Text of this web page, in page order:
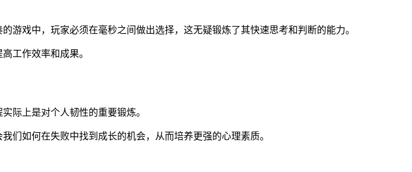
戏中，玩家必须在毫秒之间做出选择，这无疑锻炼了其快速思考和判断的能力。
工作效率和成果。
际上是对个人韧性的重要锻炼。
们如何在失败中找到成长的机会，从而培养更强的心理素质。